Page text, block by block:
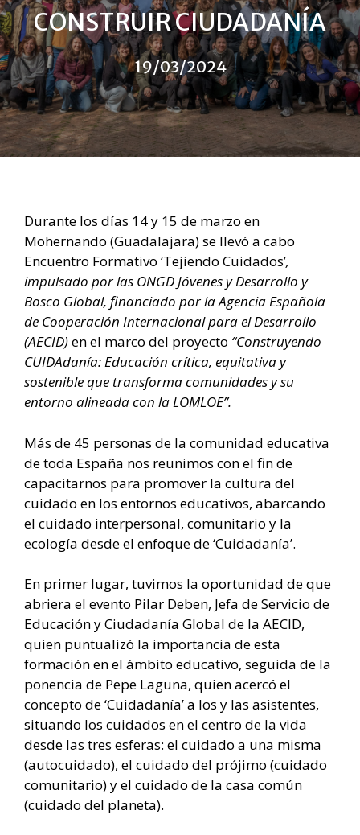
CONSTRUIR CIUDADANÍA
19/03/2024
Durante los días 14 y 15 de marzo en
Mohernando (Guadalajara) se llevó a cabo
Encuentro Formativo ‘Tejiendo Cuidados’,
impulsado por las ONGD Jóvenes y Desarrollo y
Bosco Global, financiado por la Agencia Española
de Cooperación Internacional para el Desarrollo
(AECID)en el marco del proyecto “Construyendo
CUIDAdanía: Educación crítica, equitativa y
sostenible que transforma comunidades y su
entorno alineada con la LOMLOE”.
Más de 45 personas de la comunidad educativa
de toda España nos reunimos con el fin de
capacitarnos para promover la cultura del
cuidado en los entornos educativos, abarcando
el cuidado interpersonal, comunitario y la
ecología desde el enfoque de ‘Cuidadanía’.
En primer lugar, tuvimos la oportunidad de que
abriera el evento Pilar Deben, Jefa de Servicio de
Educación y Ciudadanía Global de la AECID,
quien puntualizó la importancia de esta
formación en el ámbito educativo, seguida de la
ponencia de Pepe Laguna, quien acercó el
concepto de ‘Cuidadanía’ a los y las asistentes,
situando los cuidados en el centro de la vida
desde las tres esferas: el cuidado a una misma
(autocuidado), el cuidado del prójimo (cuidado
comunitario) y el cuidado de la casa común
(cuidado del planeta).